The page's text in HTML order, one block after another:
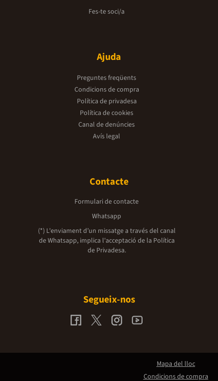
Fes-te soci/a
Ajuda
Preguntes freqüents
Condicions de compra
Política de privadesa
Política de cookies
Canal de denúncies
Avís legal
Contacte
Formulari de contacte
Whatsapp
(*) L'enviament d’un missatge a través del canal
de Whatsapp, implica l'acceptació de la Política
de Privadesa.
Segueix-nos
Mapa del lloc
Condicions de compra